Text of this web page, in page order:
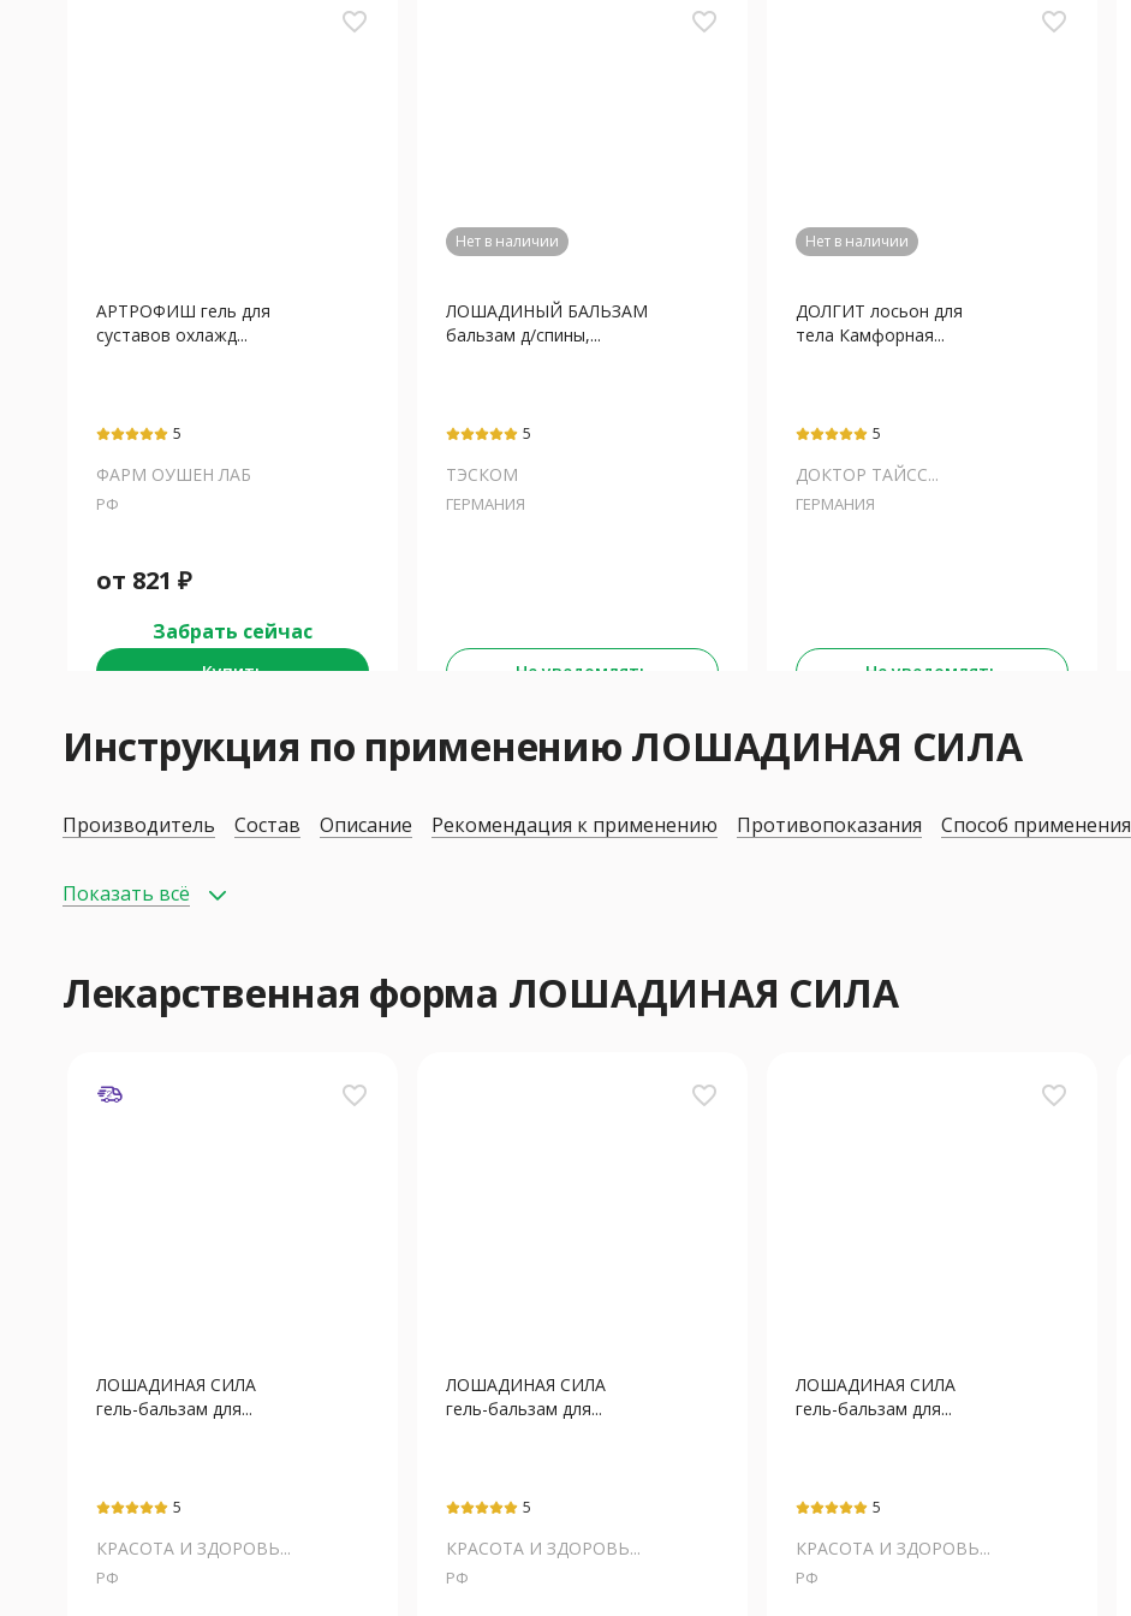
favorite_border
АРТРОФИШ гель для
суставов охлажд...
5
ФАРМ ОУШЕН ЛАБ
РФ
от 821 ₽
Забрать сейчас
Купить
favorite_border
Нет в наличии
ЛОШАДИНЫЙ БАЛЬЗАМ
бальзам д/спины,...
5
ТЭСКОМ
ГЕРМАНИЯ
Не уведомлять
favorite_border
Нет в наличии
ДОЛГИТ лосьон для
тела Камфорная...
5
ДОКТОР ТАЙСС...
ГЕРМАНИЯ
Не уведомлять
Инструкция по применению ЛОШАДИНАЯ СИЛА
Производитель Состав Описание Рекомендация к применению Противопоказания Способ применения
Показать всё
Лекарственная форма ЛОШАДИНАЯ СИЛА
favorite_border
ЛОШАДИНАЯ СИЛА
гель-бальзам для...
5
КРАСОТА И ЗДОРОВЬ...
РФ
favorite_border
ЛОШАДИНАЯ СИЛА
гель-бальзам для...
5
КРАСОТА И ЗДОРОВЬ...
РФ
favorite_border
ЛОШАДИНАЯ СИЛА
гель-бальзам для...
5
КРАСОТА И ЗДОРОВЬ...
РФ